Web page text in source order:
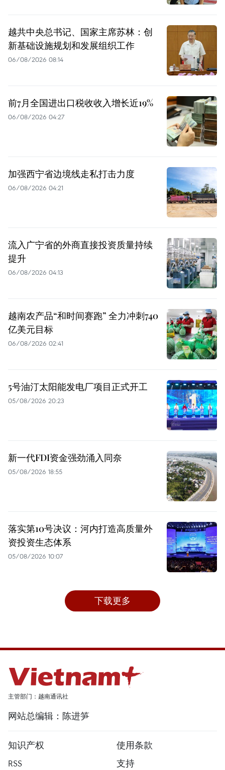
越共中央总书记、国家主席苏林：创
新基础设施规划和发展组织工作
06/08/2026 08:14
前7月全国进出口税收收入增长近19%
06/08/2026 04:27
加强西宁省边境线走私打击力度
06/08/2026 04:21
流入广宁省的外商直接投资质量持续
提升
06/08/2026 04:13
越南农产品“和时间赛跑” 全力冲刺740
亿美元目标
06/08/2026 02:41
5号油汀太阳能发电厂项目正式开工
05/08/2026 20:23
新一代FDI资金强劲涌入同奈
05/08/2026 18:55
落实第10号决议：河内打造高质量外
资投资生态体系
05/08/2026 10:07
下载更多
主管部门：越南通讯社
网站总编辑：陈进笋
知识产权
使用条款
RSS
支持